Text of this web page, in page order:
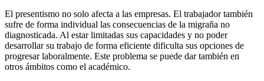
El presentismo no solo afecta a las empresas. El trabajador también
sufre de forma individual las consecuencias de la migraña no
diagnosticada. Al estar limitadas sus capacidades y no poder
desarrollar su trabajo de forma eficiente dificulta sus opciones de
progresar laboralmente. Este problema se puede dar también en
otros ámbitos como el académico.